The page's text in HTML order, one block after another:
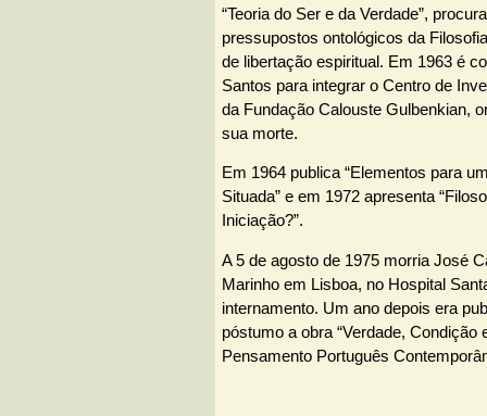
“Teoria do Ser e da Verdade”,
pressupostos ontológicos da
de libertação espiritual. Em 1963 é
Santos para integrar o Centro de
da Fundação Calouste Gulbenkian,
sua morte.
Em 1964 publica “Elementos para
Situada” e em 1972 apresenta
Iniciação?”.
A 5 de agosto de 1975 morria José
Marinho em Lisboa, no Hospital
internamento. Um ano depois era
póstumo a obra “Verdade, Condição
Pensamento Português